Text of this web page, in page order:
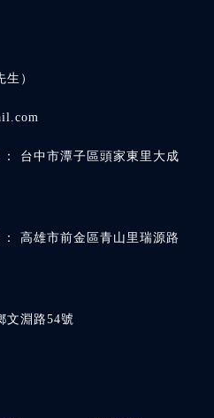
文淵路54號
台中市潭子區頭家東里大成
高雄市前金區青山里瑞源路